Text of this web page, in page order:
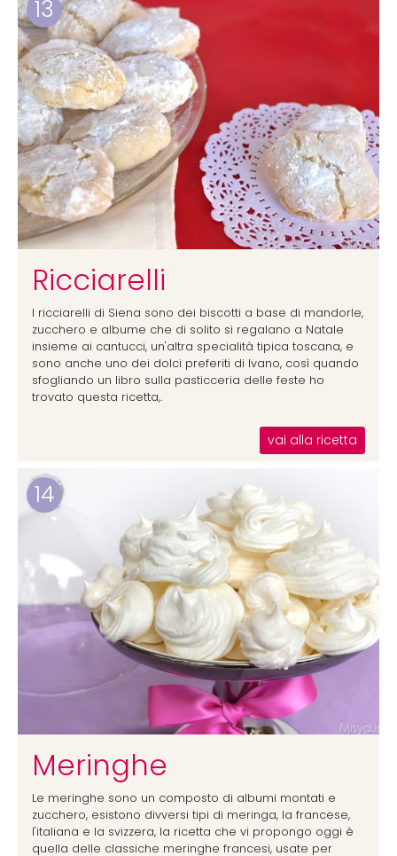
13
Ricciarelli
I ricciarelli di Siena sono dei biscotti a base di mandorle,
zucchero e albume che di solito si regalano a Natale
insieme ai cantucci, un'altra specialità tipica toscana, e
sono anche uno dei dolci preferiti di Ivano, così quando
sfogliando un libro sulla pasticceria delle feste ho
trovato questa ricetta,.
vai alla ricetta
14
Meringhe
Le meringhe sono un composto di albumi montati e
zucchero, esistono divversi tipi di meringa, la francese,
l'italiana e la svizzera, la ricetta che vi propongo oggi è
quella delle classiche meringhe francesi, usate per